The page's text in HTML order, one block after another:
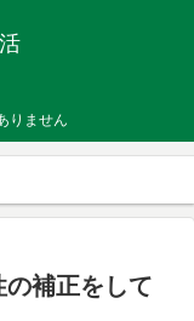
りません
補正をして